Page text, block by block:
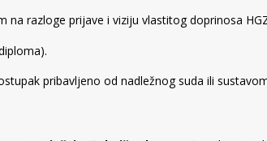
razloge prijave i viziju vlastitog doprinosa
pribavljeno od nadležnog suda ili